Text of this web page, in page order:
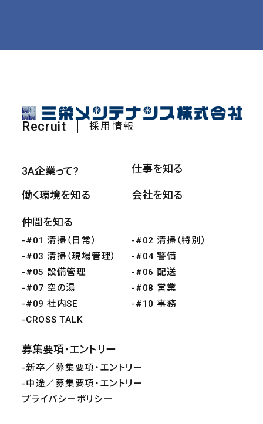
Recruit 採用情報
3A企業って? 仕事を知る
働く環境を知る 会社を知る
仲間を知る
#01 清掃（日常）
#02 清掃（特別）
#03 清掃（現場管理）
#04 警備
#05 設備管理
#06 配送
#07 空の湯
#08 営業
#09 社内SE
#10 事務
CROSS TALK
募集要項・エントリー
新卒／募集要項・エントリー
中途／募集要項・エントリー
プライバシーポリシー